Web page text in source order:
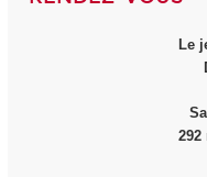
Le
292